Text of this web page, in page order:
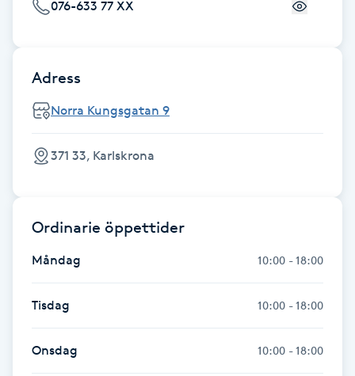
Funktionsanalys
Färgning
Föning
Gel naglar
076-633 77 XX
Adress
Norra Kungsgatan 9
371 33, Karlskrona
Ordinarie öppettider
Måndag 10:00 - 18:00
Tisdag 10:00 - 18:00
Onsdag 10:00 - 18:00